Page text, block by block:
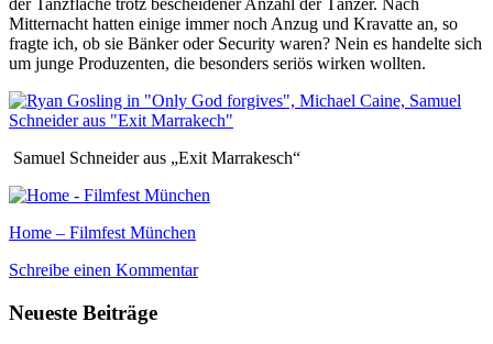
der Tanzfläche trotz bescheidener Anzahl der Tänzer. Nach
Mitternacht hatten einige immer noch Anzug und Kravatte an, so
fragte ich, ob sie Bänker oder Security waren? Nein es handelte sich
um junge Produzenten, die besonders seriös wirken wollten.
Samuel Schneider aus „Exit Marrakesch“
Home – Filmfest München
Schreibe einen Kommentar
Neueste Beiträge